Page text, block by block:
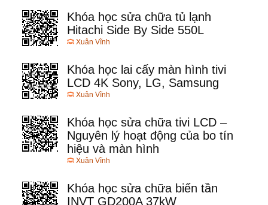
Khóa học sửa chữa tủ lạnh
Hitachi Side By Side 550L
Xuân Vĩnh
Khóa học lai cấy màn hình tivi
LCD 4K Sony, LG, Samsung
Xuân Vĩnh
Khóa học sửa chữa tivi LCD –
Nguyên lý hoạt động của bo tín
hiệu và màn hình
Xuân Vĩnh
Khóa học sửa chữa biến tần
INVT GD200A 37kW